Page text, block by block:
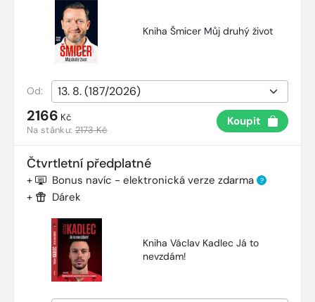
Kniha Šmicer Můj druhý život
Od:
2166 Kč
Na stánku:2173 Kč
Koupit
Čtvrtletní předplatné
+ Bonus navíc - elektronická verze zdarma ?
+ Dárek
Kniha Václav Kadlec Já to
nevzdám!